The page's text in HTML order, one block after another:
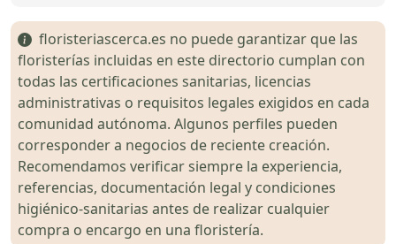
floristeriascerca.es no puede garantizar que las
floristerías incluidas en este directorio cumplan con
todas las certificaciones sanitarias, licencias
administrativas o requisitos legales exigidos en cada
comunidad autónoma. Algunos perfiles pueden
corresponder a negocios de reciente creación.
Recomendamos verificar siempre la experiencia,
referencias, documentación legal y condiciones
higiénico-sanitarias antes de realizar cualquier
compra o encargo en una floristería.